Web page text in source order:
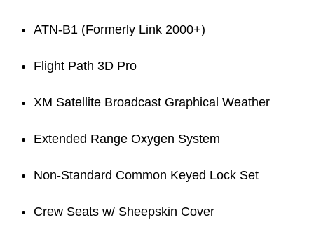
ATN-B1 (Formerly Link 2000+) ​
Flight Path 3D Pro​
XM Satellite Broadcast Graphical Weather ​
Extended Range Oxygen System ​
Non-Standard Common Keyed Lock Set ​
Crew Seats w/ Sheepskin Cover ​